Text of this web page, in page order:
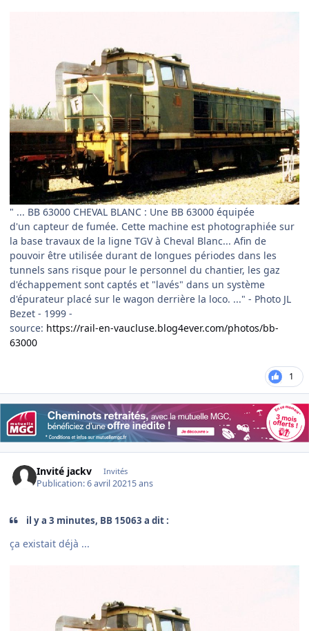
" ... BB 63000 CHEVAL BLANC : Une BB 63000 équipée
d'un capteur de fumée. Cette machine est photographiée sur
la base travaux de la ligne TGV à Cheval Blanc... Afin de
pouvoir être utilisée durant de longues périodes dans les
tunnels sans risque pour le personnel du chantier, les gaz
d'échappement sont captés et "lavés" dans un système
d'épurateur placé sur le wagon derrière la loco. ..." - Photo JL
Bezet - 1999 -
source: https://rail-en-vaucluse.blog4ever.com/photos/bb-
63000
1
Invité jackv Invités
Publication:6 avril 20215 ans
il y a 3 minutes, BB 15063 a dit :
ça existait déjà ...